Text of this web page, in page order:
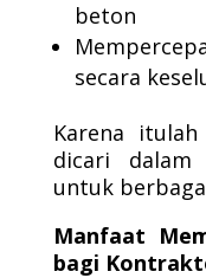
beton
secara
Karena
dicari
untuk
Manfaat
bagi